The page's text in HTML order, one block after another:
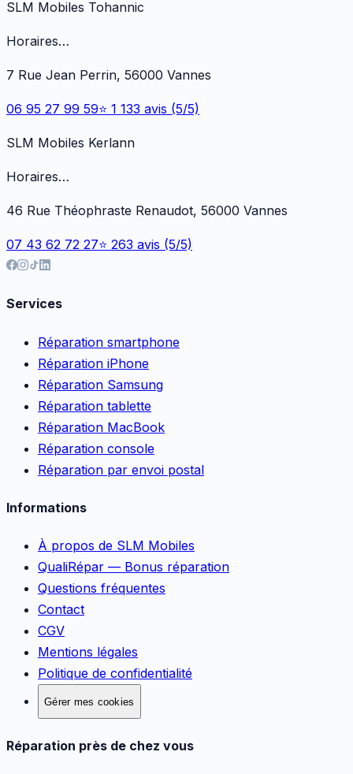
SLM Mobiles Tohannic
Horaires…
7 Rue Jean Perrin, 56000 Vannes
06 95 27 99 59⭐ 1 133 avis (5/5)
SLM Mobiles Kerlann
Horaires…
46 Rue Théophraste Renaudot, 56000 Vannes
07 43 62 72 27⭐ 263 avis (5/5)
Services
Réparation smartphone
Réparation iPhone
Réparation Samsung
Réparation tablette
Réparation MacBook
Réparation console
Réparation par envoi postal
Informations
À propos de SLM Mobiles
QualiRépar — Bonus réparation
Questions fréquentes
Contact
CGV
Mentions légales
Politique de confidentialité
Gérer mes cookies
Réparation près de chez vous